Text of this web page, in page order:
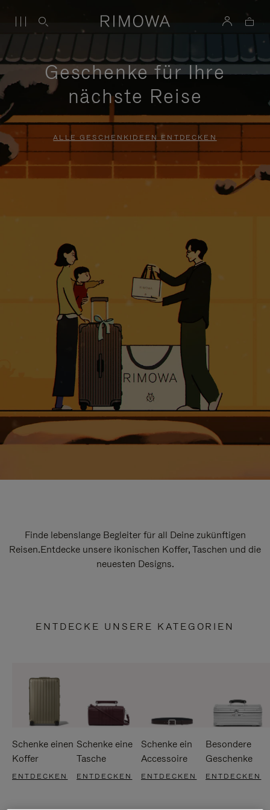
Geschenke für Ihre
nächste Reise
ALLE GESCHENKIDEEN ENTDECKEN
Finde lebenslange Begleiter für all Deine zukünftigen
Reisen.Entdecke unsere ikonischen Koffer, Taschen und die
neuesten Designs.
ENTDECKE UNSERE KATEGORIEN
Schenke einen
Koffer
ENTDECKEN
Schenke eine
Tasche
ENTDECKEN
Schenke ein
Accessoire
ENTDECKEN
Besondere
Geschenke
ENTDECKEN